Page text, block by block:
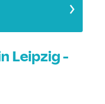
Leipzig -